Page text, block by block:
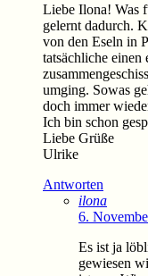
Liebe Ilona! Was
gelernt dadurch.
von den Eseln in
tatsächliche
umging. Sowas
doch immer
Ich bin schon
Liebe Grüße
Ulrike
Antworten
ilona
6.
Es ist ja
gewiesen